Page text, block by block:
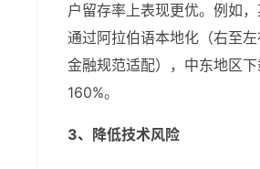
户留存率上表现更优。例如
通过阿拉伯语本地化（右至
金融规范适配），中东地区
160%。
3、降低技术风险